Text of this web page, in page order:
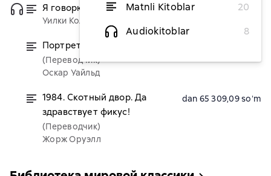
Matnli Kitoblar
20
Audiokitoblar
8
Я говорю нет!
(Переводчик)
Уилки Коллинз
dan 43 490,91 soʻm
Портрет Дориана Грея
(Переводчик)
Оскар Уайльд
1984. Скотный двор. Да
здравствует фикус!
(Переводчик)
Жорж Оруэлл
dan 65 309,09 soʻm